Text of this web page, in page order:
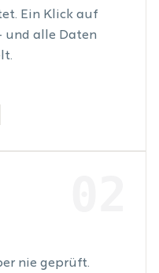
Ein Klick auf
und alle Daten
nie geprüft.